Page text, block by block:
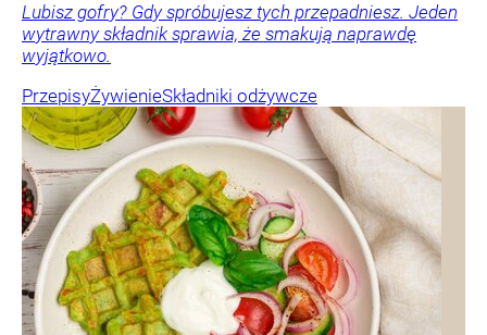
Lubisz gofry? Gdy spróbujesz tych przepadniesz. Jeden
wytrawny składnik sprawia, że smakują naprawdę
wyjątkowo.
PrzepisyŻywienieSkładniki odżywcze